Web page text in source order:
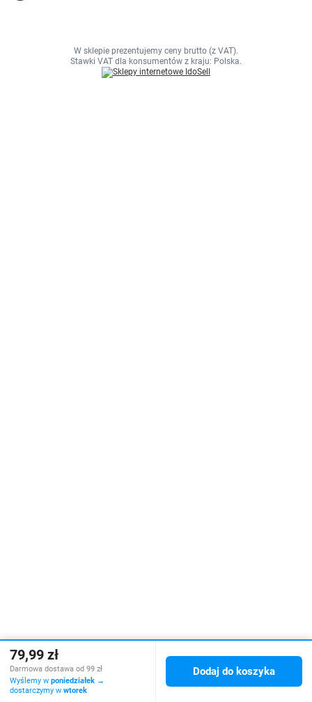
W sklepie prezentujemy ceny brutto (z VAT).
Stawki VAT dla konsumentów z kraju: Polska.
79,99 zł
Darmowa dostawa od 99 zł
Wyślemy w poniedziałek →
dostarczymy w wtorek
Dodaj do koszyka